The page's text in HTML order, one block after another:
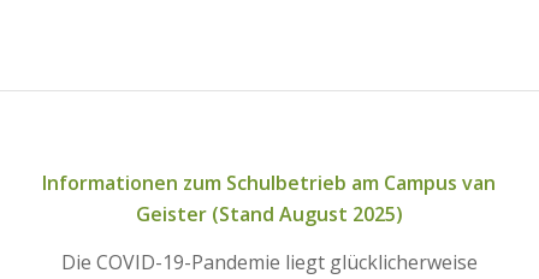
Informationen zum Schulbetrieb am Campus van
Geister (Stand August 2025)
Die COVID-19-Pandemie liegt glücklicherweise